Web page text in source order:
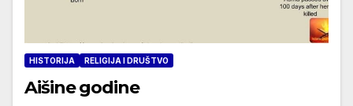
HISTORIJA RELIGIJA I DRUŠTVO
Aišine godine